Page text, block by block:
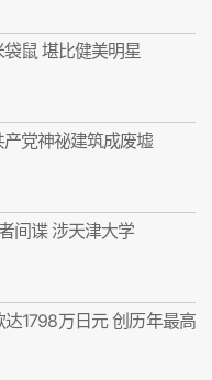
鼠 堪比健美明星
党神祕建筑成废墟
间谍 涉天津大学
1798万日元 创历年最高